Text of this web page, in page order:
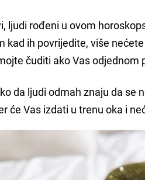
ljudi rođeni u ovom
kad ih povrijedite, više
čuditi ako Vas odjednom
da ljudi odmah znaju da se
će Vas izdati u trenu oka i